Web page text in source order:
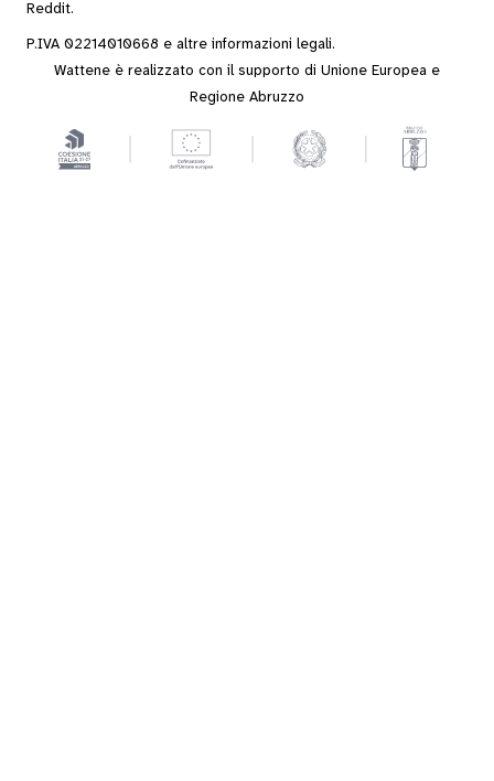
Reddit.
P.IVA 02214010668 e altre informazioni legali.
Wattene è realizzato con il supporto di Unione Europea e
Regione Abruzzo